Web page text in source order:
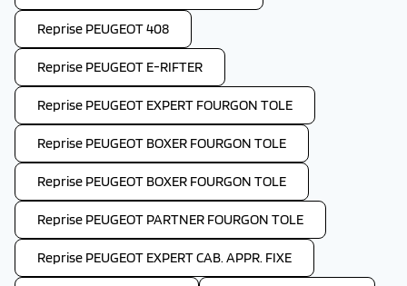
Reprise PEUGEOT 408
Reprise PEUGEOT E-RIFTER
Reprise PEUGEOT EXPERT FOURGON TOLE
Reprise PEUGEOT BOXER FOURGON TOLE
Reprise PEUGEOT BOXER FOURGON TOLE
Reprise PEUGEOT PARTNER FOURGON TOLE
Reprise PEUGEOT EXPERT CAB. APPR. FIXE